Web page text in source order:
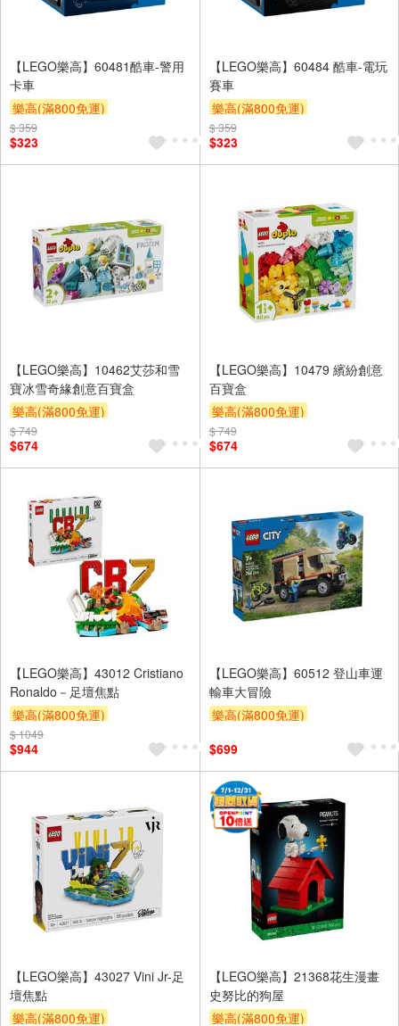
【LEGO樂高】60481酷車-警用
卡車
樂高(滿800免運)
$ 359
$323
【LEGO樂高】60484 酷車-電玩
賽車
樂高(滿800免運)
$ 359
$323
【LEGO樂高】10462艾莎和雪
寶冰雪奇緣創意百寶盒
樂高(滿800免運)
$ 749
$674
【LEGO樂高】10479 繽紛創意
百寶盒
樂高(滿800免運)
$ 749
$674
【LEGO樂高】43012 Cristiano
Ronaldo－足壇焦點
樂高(滿800免運)
$ 1049
$944
【LEGO樂高】60512 登山車運
輸車大冒險
樂高(滿800免運)
$699
【LEGO樂高】43027 Vini Jr-足
壇焦點
樂高(滿800免運)
【LEGO樂高】21368花生漫畫
史努比的狗屋
樂高(滿800免運)